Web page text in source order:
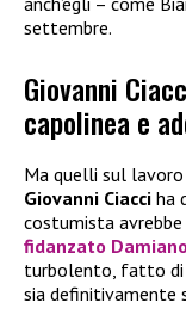
settembre.
Giovanni
capolinea e
Ma quelli sul
Giovanni Ciacci ha
costumista
fidanzato
turbolento, fatto di
sia definitivamente